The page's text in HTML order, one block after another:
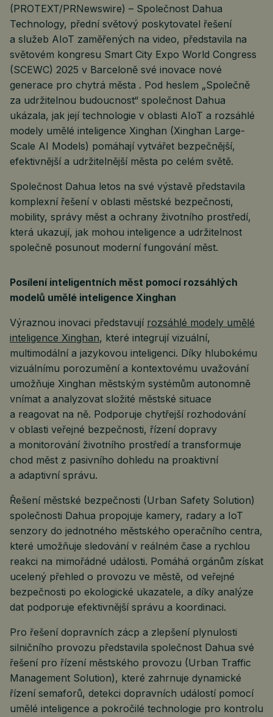
(PROTEXT/PRNewswire) – Společnost Dahua
Technology, přední světový poskytovatel řešení
a služeb AIoT zaměřených na video, představila na
světovém kongresu Smart City Expo World Congress
(SCEWC) 2025 v Barceloně své inovace nové
generace pro chytrá města . Pod heslem „Společně
za udržitelnou budoucnost“ společnost Dahua
ukázala, jak její technologie v oblasti AIoT a rozsáhlé
modely umělé inteligence Xinghan (Xinghan Large-
Scale AI Models) pomáhají vytvářet bezpečnější,
efektivnější a udržitelnější města po celém světě.
Společnost Dahua letos na své výstavě představila
komplexní řešení v oblasti městské bezpečnosti,
mobility, správy měst a ochrany životního prostředí,
která ukazují, jak mohou inteligence a udržitelnost
společně posunout moderní fungování měst.
Posílení inteligentních měst pomocí rozsáhlých
modelů umělé inteligence Xinghan
Výraznou inovaci představují rozsáhlé modely umělé
inteligence Xinghan, které integrují vizuální,
multimodální a jazykovou inteligenci. Díky hlubokému
vizuálnímu porozumění a kontextovému uvažování
umožňuje Xinghan městským systémům autonomně
vnímat a analyzovat složité městské situace
a reagovat na ně. Podporuje chytřejší rozhodování
v oblasti veřejné bezpečnosti, řízení dopravy
a monitorování životního prostředí a transformuje
chod měst z pasivního dohledu na proaktivní
a adaptivní správu.
Řešení městské bezpečnosti (Urban Safety Solution)
společnosti Dahua propojuje kamery, radary a IoT
senzory do jednotného městského operačního centra,
které umožňuje sledování v reálném čase a rychlou
reakci na mimořádné události. Pomáhá orgánům získat
ucelený přehled o provozu ve městě, od veřejné
bezpečnosti po ekologické ukazatele, a díky analýze
dat podporuje efektivnější správu a koordinaci.
Pro řešení dopravních zácp a zlepšení plynulosti
silničního provozu představila společnost Dahua své
řešení pro řízení městského provozu (Urban Traffic
Management Solution), které zahrnuje dynamické
řízení semaforů, detekci dopravních událostí pomocí
umělé inteligence a pokročilé technologie pro kontrolu